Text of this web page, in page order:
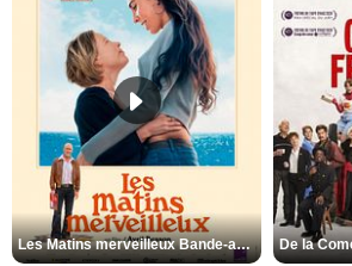
Les Matins merveilleux Bande-annonce VF